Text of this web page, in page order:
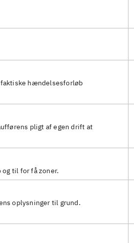
hændelsesforløb
pligt af egen drift at
til for få zoner.
oplysninger til grund.